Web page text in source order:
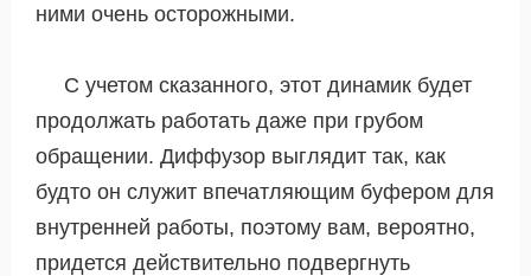
ними очень осторожными.
С учетом сказанного, этот динамик будет
продолжать работать даже при грубом
обращении. Диффузор выглядит так, как
будто он служит впечатляющим буфером для
внутренней работы, поэтому вам, вероятно,
придется действительно подвергнуть